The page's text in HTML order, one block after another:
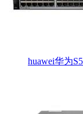
huawei华为